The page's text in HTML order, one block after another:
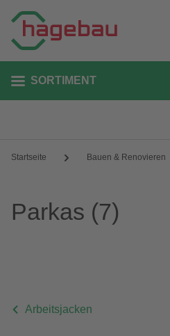
SORTIMENT
Startseite Bauen & Renovieren
Parkas (7)
Arbeitsjacken